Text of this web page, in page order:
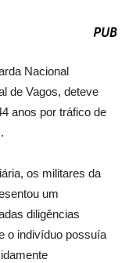
Nacional
de Vagos, deteve
anos por tráfico de
os militares da
um
diligências
o indivíduo possuía